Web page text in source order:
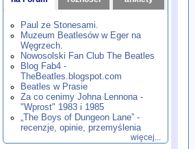
,1982,1983 ,1984,
1985, 1986,1987,1988
1990,1991 ,1992,1993 ,1994,
1995,1996, 1999
2000,2001,2002 ,2003,2004,
2005,2006, 2007
2010,2011,2012,2013,2014
2015,2016, 2017,
2020,2021,2022,2023,2024 ,
2025,2026
Paul ze Stonesami.
Muzeum Beatlesów w Eger na
Węgrzech.
Nowosolski Fan Club The Beatles
Blog Fab4 -
TheBeatles.blogspot.com
Beatles w Prasie
Za co cenimy Johna Lennona -
"Wprost" 1983 i 1985
„The Boys of Dungeon Lane” -
recenzje, opinie, przemyślenia
więcej...